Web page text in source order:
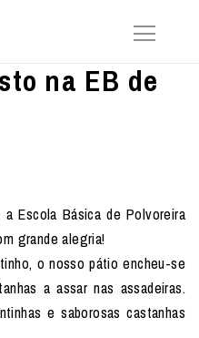
na EB de
Escola Básica de Polvoreira
grande alegria!
o nosso pátio encheu-se
a assar nas assadeiras.
e saborosas castanhas